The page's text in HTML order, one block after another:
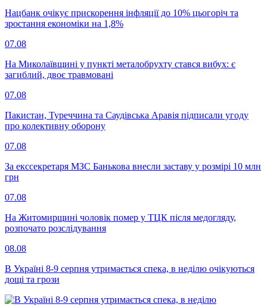
Нацбанк очікує прискорення інфляції до 10% цьогоріч та
зростання економіки на 1,8%
07.08
На Миколаївщині у пункті металобрухту стався вибух: є
загиблий, двоє травмовані
07.08
Пакистан, Туреччина та Саудівська Аравія підписали угоду
про колективну оборону
07.08
За екссекретаря МЗС Банькова внесли заставу у розмірі 10 млн
грн
07.08
На Житомирщині чоловік помер у ТЦК після медогляду,
розпочато розслідування
08.08
В Україні 8-9 серпня утримається спека, в неділю очікуються
дощі та грози